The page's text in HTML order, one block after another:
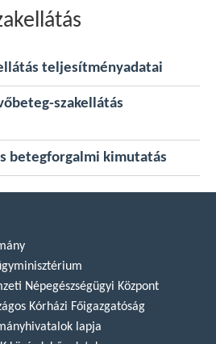
teljesítményadatai
szakellátás
betegforgalmi kimutatás
Népegészségügyi Központ
Kórházi Főigazgatóság
lapja